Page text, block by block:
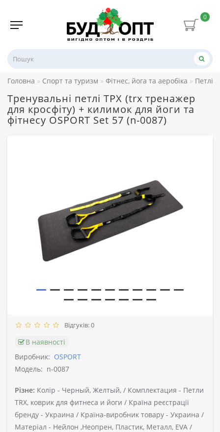
0
Головна Спорт та туризм Фітнес, йога та аеробіка Петлі
Тренувальні петлі ТРХ (trx тренажер
для кросфіту) + килимок для йоги та
фітнесу OSPORT Set 57 (n-0087)
Відгуків: 0
В наявності
Виробник: OSPORT
Модель: n-0087
Різне: Колір - Черный, Желтый, / Комплектация - Петли
TRX, коврик для фитнеса и йоги / Країна реєстрації
бренду - Украина / Країна-виробник товару - Украина /
Матеріал - Нейлон ,Неопрен, Пластик, Металл, EVA /